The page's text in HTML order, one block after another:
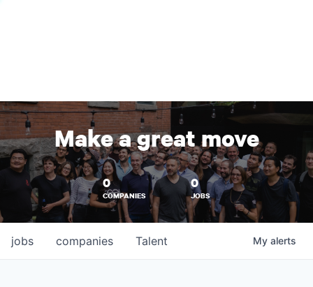
Make a great move
0
COMPANIES
0
JOBS
jobs companies Talent My alerts